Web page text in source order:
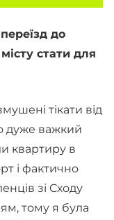
до
стати для
тікати від
дуже важкий
квартиру в
і фактично
зі Сходу
тому я була